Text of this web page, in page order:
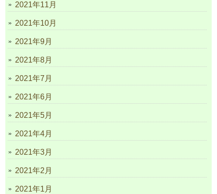
2021年11月
2021年10月
2021年9月
2021年8月
2021年7月
2021年6月
2021年5月
2021年4月
2021年3月
2021年2月
2021年1月